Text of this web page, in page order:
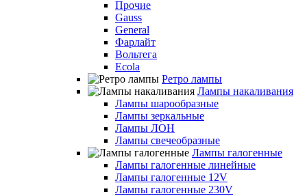
Прочие
Gauss
General
Фарлайт
Вольтега
Ecola
Ретро лампы
Лампы накаливания
Лампы шарообразные
Лампы зеркальные
Лампы ЛОН
Лампы свечеобразные
Лампы галогенные
Лампы галогенные линейные
Лампы галогенные 12V
Лампы галогенные 230V